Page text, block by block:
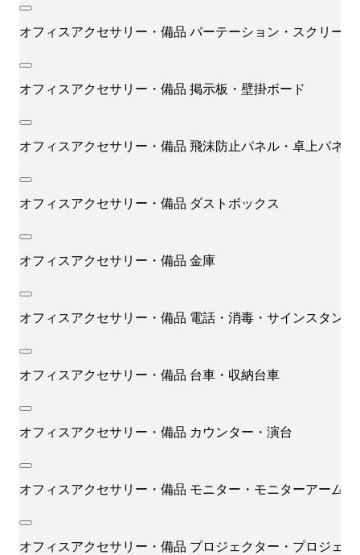
オフィスアクセサリー・備品 パーテーション・スクリーン
オフィスアクセサリー・備品 掲示板・壁掛ボード
オフィスアクセサリー・備品 飛沫防止パネル・卓上パネル
オフィスアクセサリー・備品 ダストボックス
オフィスアクセサリー・備品 金庫
オフィスアクセサリー・備品 電話・消毒・サインスタンド
オフィスアクセサリー・備品 台車・収納台車
オフィスアクセサリー・備品 カウンター・演台
オフィスアクセサリー・備品 モニター・モニターアーム
オフィスアクセサリー・備品 プロジェクター・プロジェ